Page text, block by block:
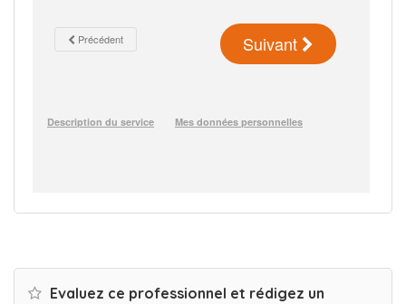
Evaluez ce professionnel et rédigez un